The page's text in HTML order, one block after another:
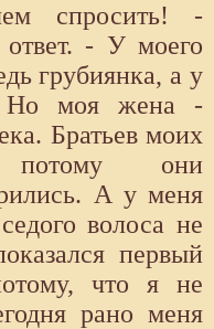
спросить! -
- У моего
грубиянка, а у
Но моя жена -
Братьев моих
они
А у меня
волоса не
первый
что я не
рано меня